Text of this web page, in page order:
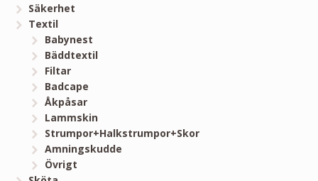
Säkerhet
Textil
Babynest
Bäddtextil
Filtar
Badcape
Åkpåsar
Lammskin
Strumpor+Halkstrumpor+Skor
Amningskudde
Övrigt